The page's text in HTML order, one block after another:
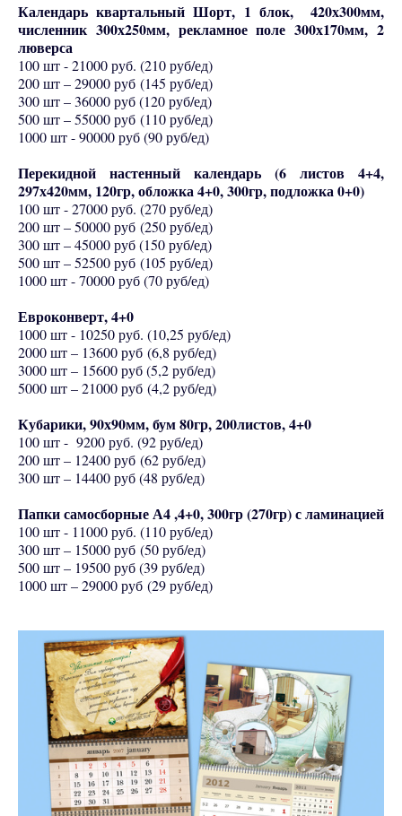
Календарь квартальный Шорт, 1 блок, 420х300мм,
численник 300х250мм, рекламное поле 300х170мм, 2
люверса
100 шт - 21000 руб. (210 руб/ед)
200 шт – 29000 руб (145 руб/ед)
300 шт – 36000 руб (120 руб/ед)
500 шт – 55000 руб (110 руб/ед)
1000 шт - 90000 руб (90 руб/ед)
Перекидной настенный календарь (6 листов 4+4,
297х420мм, 120гр, обложка 4+0, 300гр, подложка 0+0)
100 шт - 27000 руб. (270 руб/ед)
200 шт – 50000 руб (250 руб/ед)
300 шт – 45000 руб (150 руб/ед)
500 шт – 52500 руб (105 руб/ед)
1000 шт - 70000 руб (70 руб/ед)
Евроконверт, 4+0
1000 шт - 10250 руб. (10,25 руб/ед)
2000 шт – 13600 руб (6,8 руб/ед)
3000 шт – 15600 руб (5,2 руб/ед)
5000 шт – 21000 руб (4,2 руб/ед)
Кубарики, 90х90мм, бум 80гр, 200листов, 4+0
100 шт - 9200 руб. (92 руб/ед)
200 шт – 12400 руб (62 руб/ед)
300 шт – 14400 руб (48 руб/ед)
Папки самосборные А4 ,4+0, 300гр (270гр) с ламинацией
100 шт - 11000 руб. (110 руб/ед)
300 шт – 15000 руб (50 руб/ед)
500 шт – 19500 руб (39 руб/ед)
1000 шт – 29000 руб (29 руб/ед)